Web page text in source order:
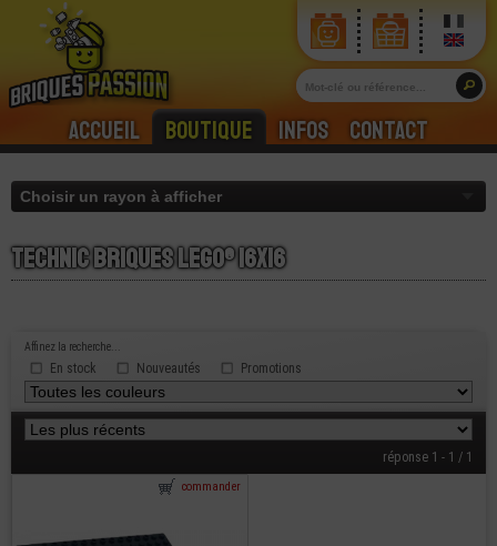
Accueil Boutique Infos Contact
Technic briques lego® 16x16
Affinez la recherche...
En stock Nouveautés Promotions
réponse 1 - 1 / 1
commander